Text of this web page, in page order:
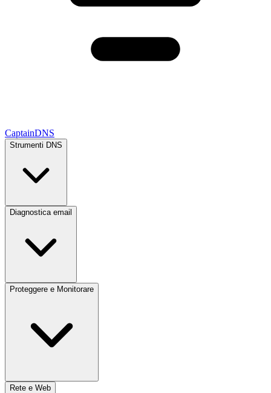
CaptainDNS
Strumenti DNS
Diagnostica email
Proteggere e Monitorare
Rete e Web